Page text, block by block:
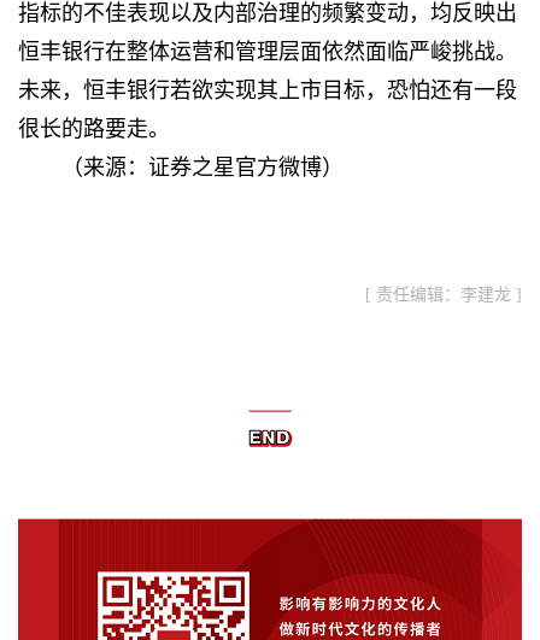
指标的不佳表现以及内部治理的频繁变动，均反映出
恒丰银行在整体运营和管理层面依然面临严峻挑战。
未来，恒丰银行若欲实现其上市目标，恐怕还有一段
很长的路要走。
（来源：证券之星官方微博）
[ 责任编辑：李建龙 ]